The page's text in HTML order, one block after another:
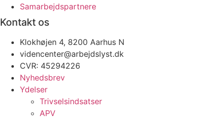
Samarbejdspartnere
Kontakt os
Klokhøjen 4, 8200 Aarhus N
videncenter@arbejdslyst.dk
CVR: 45294226
Nyhedsbrev
Ydelser
Trivselsindsatser
APV